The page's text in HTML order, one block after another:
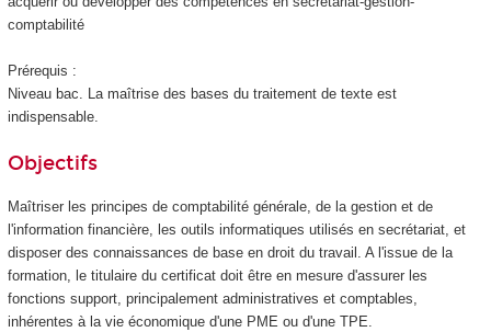
comptabilité
Prérequis :
Niveau bac. La maîtrise des bases du traitement de texte est
indispensable.
Objectifs
Maîtriser les principes de comptabilité générale, de la gestion et de
l'information financière, les outils informatiques utilisés en secrétariat, et
disposer des connaissances de base en droit du travail. A l'issue de la
formation, le titulaire du certificat doit être en mesure d'assurer les
fonctions support, principalement administratives et comptables,
inhérentes à la vie économique d'une PME ou d'une TPE.